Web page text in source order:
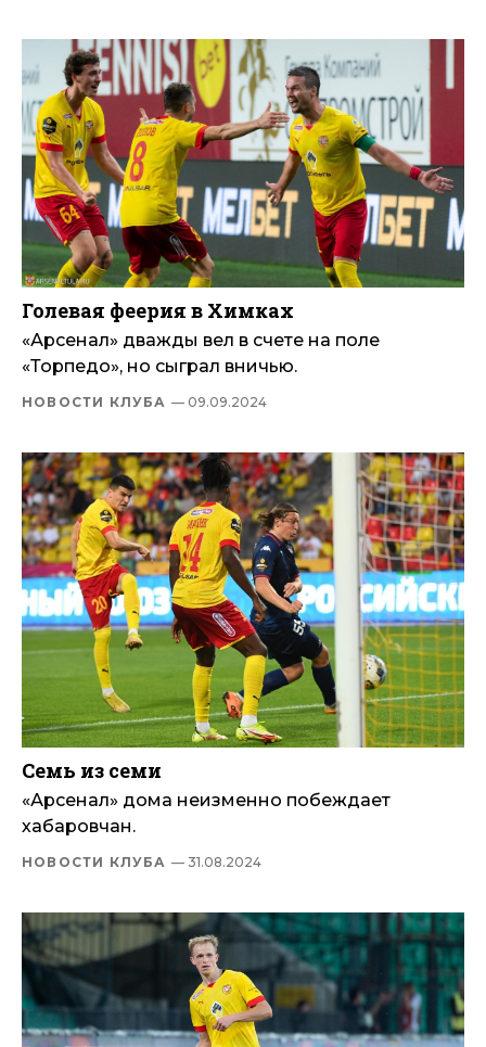
Голевая феерия в Химках
«Арсенал» дважды вел в счете на поле
«Торпедо», но сыграл вничью.
НОВОСТИ КЛУБА — 09.09.2024
Семь из семи
«Арсенал» дома неизменно побеждает
хабаровчан.
НОВОСТИ КЛУБА — 31.08.2024